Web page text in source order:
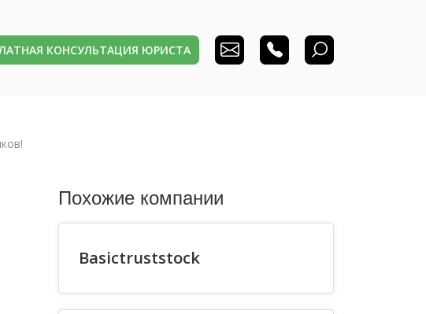
КОНСУЛЬТАЦИЯ ЮРИСТА
Похожие компании
Basictruststock